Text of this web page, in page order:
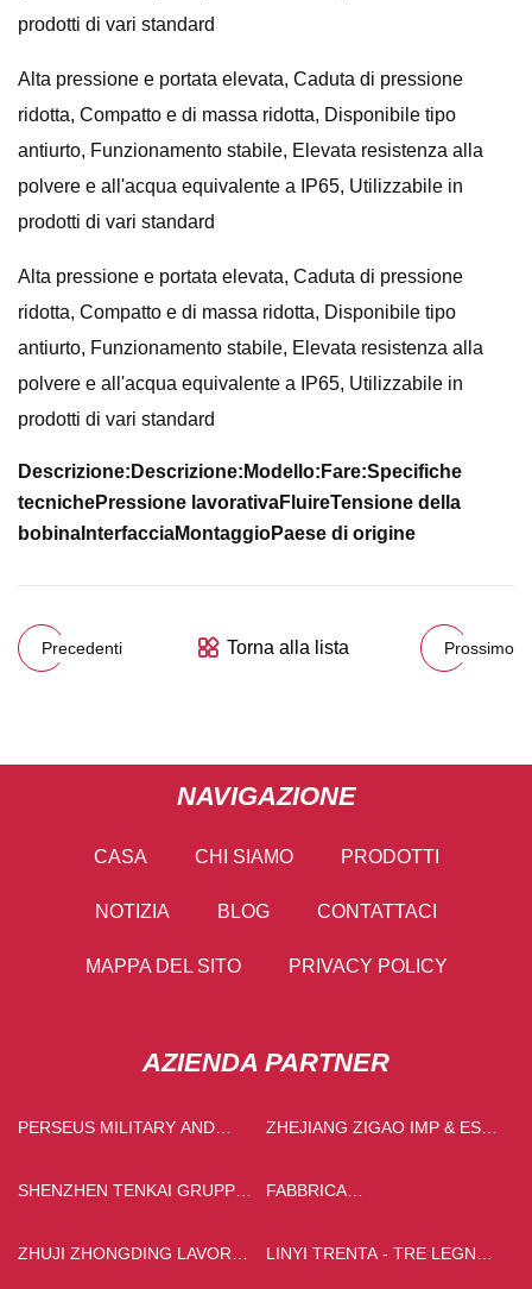
prodotti di vari standard
Alta pressione e portata elevata, Caduta di pressione
ridotta, Compatto e di massa ridotta, Disponibile tipo
antiurto, Funzionamento stabile, Elevata resistenza alla
polvere e all'acqua equivalente a IP65, Utilizzabile in
prodotti di vari standard
Alta pressione e portata elevata, Caduta di pressione
ridotta, Compatto e di massa ridotta, Disponibile tipo
antiurto, Funzionamento stabile, Elevata resistenza alla
polvere e all'acqua equivalente a IP65, Utilizzabile in
prodotti di vari standard
Descrizione: Descrizione: Modello: Fare:Specifiche
tecnichePressione lavorativaFluireTensione della
bobina InterfacciaMontaggioPaese di origine
Precedenti Torna alla lista Prossimo
NAVIGAZIONE
CASA CHI SIAMO PRODOTTI
NOTIZIA BLOG CONTATTACI
MAPPA DEL SITO PRIVACY POLICY
AZIENDA PARTNER
PERSEUS MILITARY AND
ZHEJIANG ZIGAO IMP & ESP
SHENZHEN TENKAI GRUPPO
FABBRICA
LUCIDATURA DI HUZHOU
ZHUJI ZHONGDING LAVORO
LINYI TRENTA - TRE LEGNO